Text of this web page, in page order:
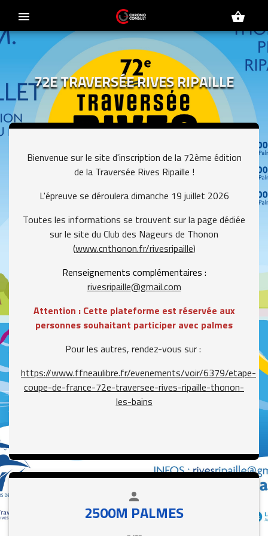
menu shopping_basket
72E TRAVERSÉE RIVES RIPAILLE
Bienvenue sur le site d'inscription de la 72ème édition
de la Traversée Rives Ripaille !
L'épreuve se déroulera dimanche 19 juillet 2026
Toutes les informations se trouvent sur la page dédiée
sur le site du Club des Nageurs de Thonon
(www.cnthonon.fr/rivesripaille)
Renseignements complémentaires :
rivesripaille@gmail.com
Attention : Cette plateforme est réservée aux
personnes souhaitant participer avec palmes
Pour les autres, rendez-vous sur :
https://www.ffneaulibre.fr/evenements/voir/6379/etape-
coupe-de-france-72e-traversee-rives-ripaille-thonon-
les-bains
person
2500M PALMES